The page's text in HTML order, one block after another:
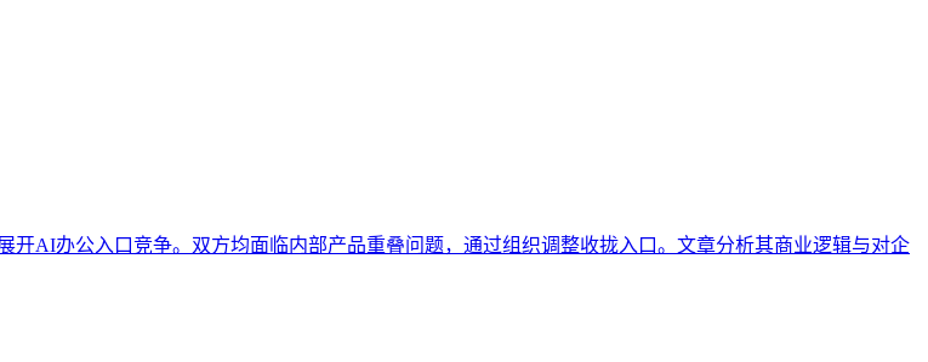
AI办公入口竞争。双方均面临内部产品重叠问题，通过组织调整收拢入口。文章分析其商业逻辑与对企